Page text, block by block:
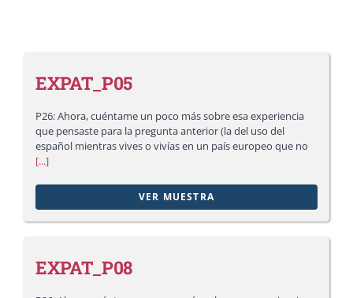
EXPAT_P05
P26: Ahora, cuéntame un poco más sobre esa experiencia
que pensaste para la pregunta anterior (la del uso del
español mientras vives o vivías en un país europeo que no
[...]
VER MUESTRA
EXPAT_P08